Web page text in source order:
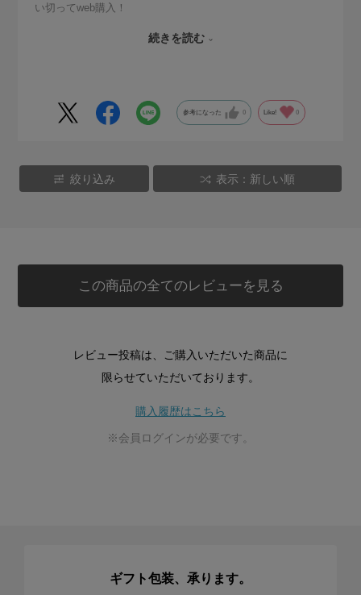
い切ってweb購入！
ところヒザが抜けたりすることはなく、お値段の価値はあり
星4の理由はその辺り。
続きを読む
参考になった 0 Like! 0
絞り込み 表示：新しい順
この商品の全てのレビューを見る
レビュー投稿は、ご購入いただいた商品に
限らせていただいております。
購入履歴はこちら
※会員ログインが必要です。
ギフト包装、承ります。